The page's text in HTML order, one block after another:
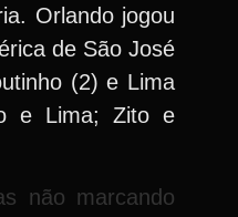
Orlando jogou
de São José
(2) e Lima
e Lima; Zito e
não marcando